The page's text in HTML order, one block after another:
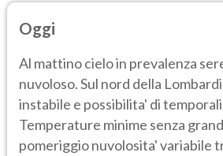
Oggi
Al mattino cielo in prevalenza
nuvoloso. Sul nord della
instabile e possibilita' di
Temperature minime senza
pomeriggio nuvolosita' variabile